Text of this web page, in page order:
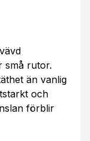
små rutor.
än vanlig
och
förblir